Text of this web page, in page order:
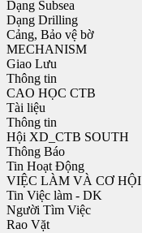
Dạng Subsea
Dạng Drilling
Cảng, Bảo vệ bờ
MECHANISM
Giao Lưu
Thông tin
CAO HỌC CTB
Tài liệu
Thông tin
Hội XD_CTB SOUTH
Thông Báo
Tin Hoạt Động
VIỆC LÀM VÀ CƠ HỘI
Tin Việc làm - DK
Người Tìm Việc
Rao Vặt